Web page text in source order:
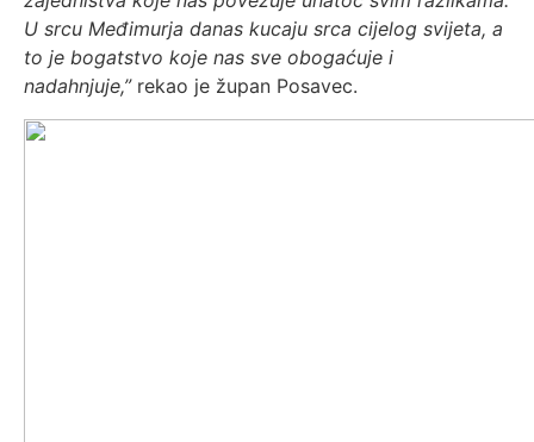
U srcu Međimurja danas kucaju srca cijelog svijeta, a
to je bogatstvo koje nas sve obogaćuje i
nadahnjuje,”rekao je župan Posavec.